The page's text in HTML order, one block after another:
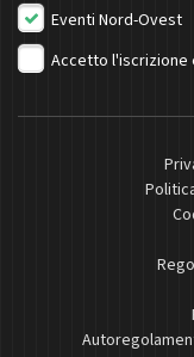
Eventi Nord-Ovest
Accetto l'iscrizione